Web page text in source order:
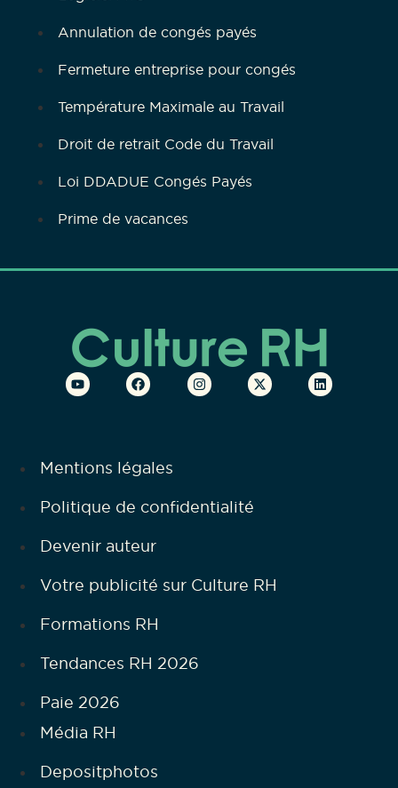
Annulation de congés payés
Fermeture entreprise pour congés
Température Maximale au Travail
Droit de retrait Code du Travail
Loi DDADUE Congés Payés
Prime de vacances
Mentions légales
Politique de confidentialité
Devenir auteur
Votre publicité sur Culture RH
Formations RH
Tendances RH 2026
Paie 2026
Média RH
Depositphotos